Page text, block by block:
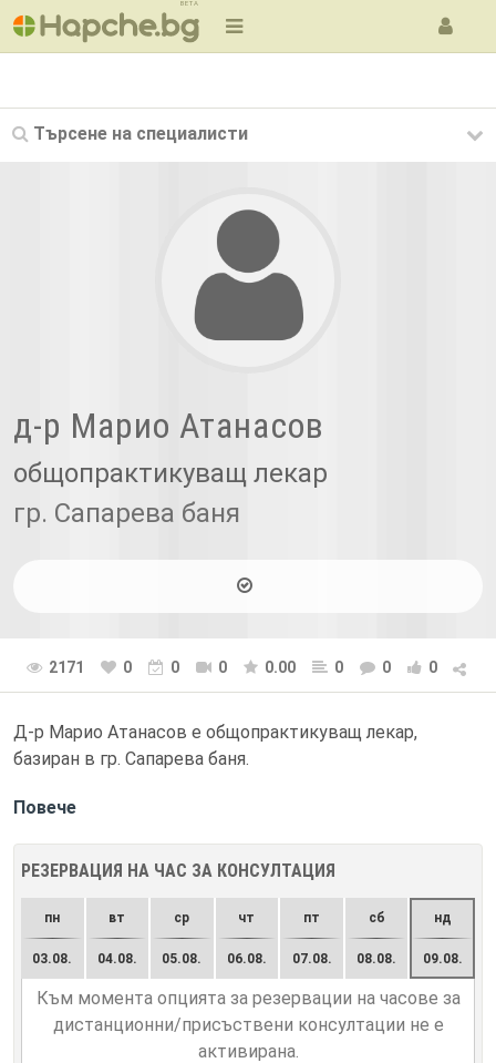
BETA
Търсене на специалисти
д-р Марио Атанасов
общопрактикуващ лекар
гр. Сапарева баня
2171 0 0 0 0.00 0 0 0
Д-р Марио Атанасов е общопрактикуващ лекар,
базиран в гр. Сапарева баня.
Повече
РЕЗЕРВАЦИЯ НА ЧАС ЗА КОНСУЛТАЦИЯ
пн
03.08.
вт
04.08.
ср
05.08.
чт
06.08.
пт
07.08.
сб
08.08.
нд
09.08.
Към момента опцията за резервации на часове за
дистанционни/присъствени консултации не е
активирана.